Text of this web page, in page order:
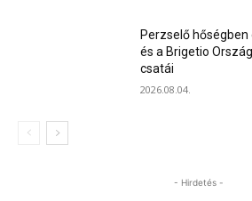
Perzselő hőségben
és a Brigetio
csatái
2026.08.04.
- Hirdetés -